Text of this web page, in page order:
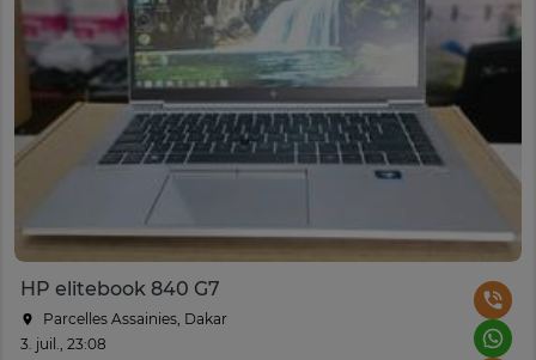
HP elitebook 840 G7
Parcelles Assainies, Dakar
3. juil., 23:08